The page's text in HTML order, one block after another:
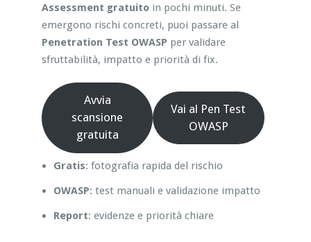
Assessment gratuitoin pochi minuti. Se
emergono rischi concreti, puoi passare al
Penetration Test OWASP per validare
sfruttabilità, impatto e priorità di fix.
Avvia
scansione
gratuita
Vai al Pen Test
OWASP
Gratis: fotografia rapida del rischio
OWASP: test manuali e validazione impatto
Report: evidenze e priorità chiare